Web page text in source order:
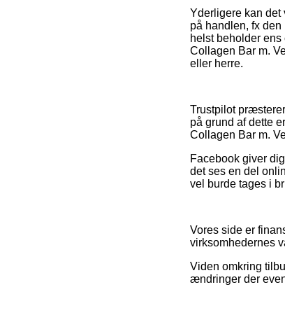
Yderligere kan
på handlen, fx
helst beholder
Collagen Bar m.
eller herre.
Trustpilot
på grund af dette
Collagen Bar m.
Facebook giver
det ses en del
vel burde tages i
Vores side er
virksomhedernes
Viden omkring
ændringer der